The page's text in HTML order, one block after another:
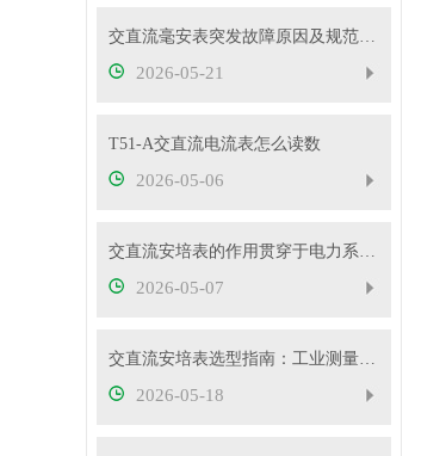
交直流毫安表突发故障原因及规范处理流程
2026-05-21
T51-A交直流电流表怎么读数
2026-05-06
交直流安培表的作用贯穿于电力系统的方方面面
2026-05-07
交直流安培表选型指南：工业测量如何选对型号
2026-05-18